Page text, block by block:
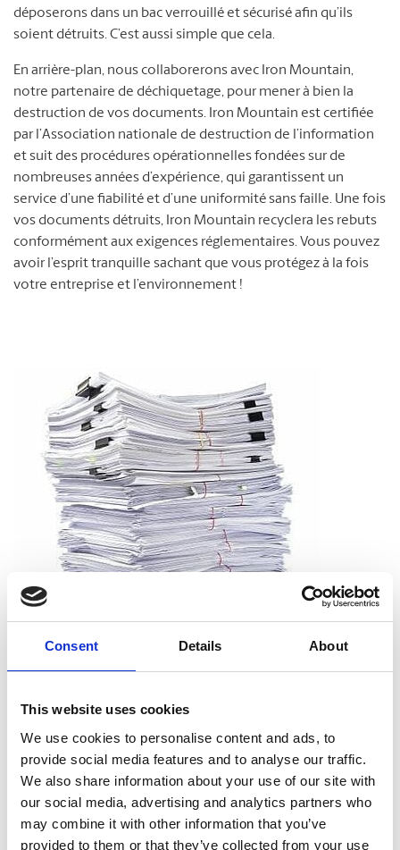
Consent Details About
This website uses cookies
We use cookies to personalise content and ads, to
provide social media features and to analyse our traffic.
We also share information about your use of our site with
our social media, advertising and analytics partners who
may combine it with other information that you’ve
provided to them or that they’ve collected from your use
déposerons dans un bac verrouillé et sécurisé afin qu’ils
soient détruits. C’est aussi simple que cela.
En arrière-plan, nous collaborerons avec Iron Mountain,
notre partenaire de déchiquetage, pour mener à bien la
destruction de vos documents. Iron Mountain est certifiée
par l’Association nationale de destruction de l’information
et suit des procédures opérationnelles fondées sur de
nombreuses années d’expérience, qui garantissent un
service d’une fiabilité et d’une uniformité sans faille. Une fois
vos documents détruits, Iron Mountain recyclera les rebuts
conformément aux exigences réglementaires. Vous pouvez
avoir l’esprit tranquille sachant que vous protégez à la fois
votre entreprise et l’environnement !
Vous pouvez déchiqueter tous les types de papier, dont le
papier d’impression, les reçus, les notes et les sorties
d’imprimante. Et vous n’avez pas à vous soucier de retirer les
agrafes, les trombones ou les chemises. Nous acceptons les
documents tels qu’ils sont.